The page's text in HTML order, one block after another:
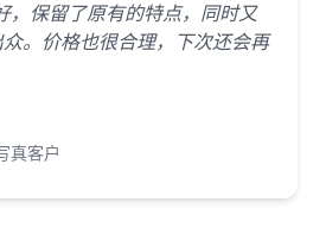
，保留了原有的特点，同时又
。价格也很合理，下次还会再
真客户